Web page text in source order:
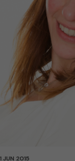
JUN 2015